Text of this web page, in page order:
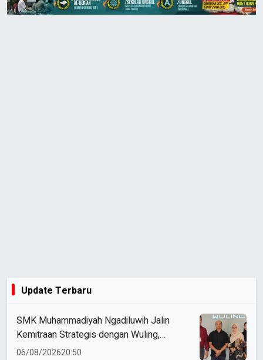
Update Terbaru
SMK Muhammadiyah Ngadiluwih Jalin
Kemitraan Strategis dengan Wuling,
Perkuat Kompetensi Siswa Melalui
06/08/202620:50